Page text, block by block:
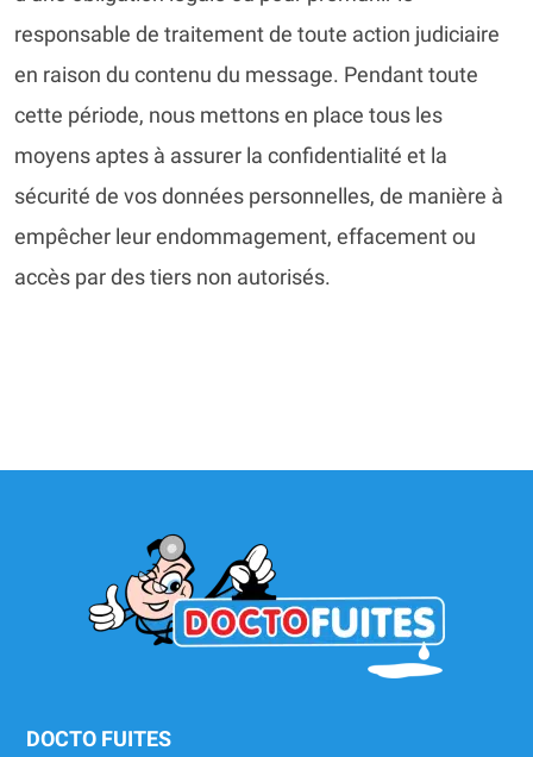
responsable de traitement de toute action judiciaire
en raison du contenu du message. Pendant toute
cette période, nous mettons en place tous les
moyens aptes à assurer la confidentialité et la
sécurité de vos données personnelles, de manière à
empêcher leur endommagement, effacement ou
accès par des tiers non autorisés.
DOCTO FUITES